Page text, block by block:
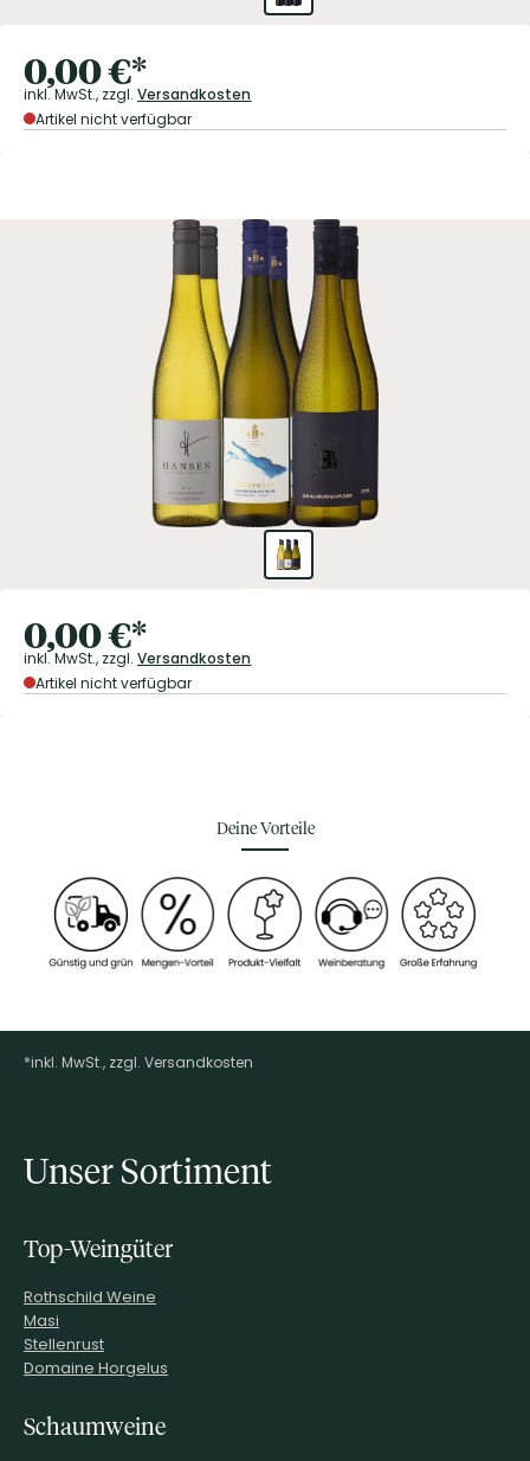
0,00€*
inkl. MwSt., zzgl. Versandkosten
Artikel nicht verfügbar
0,00€*
inkl. MwSt., zzgl. Versandkosten
Artikel nicht verfügbar
Deine Vorteile
Footer-Menü
*inkl. MwSt., zzgl. Versandkosten
Unser Sortiment
Top-Weingüter
Rothschild Weine
Masi
Stellenrust
Domaine Horgelus
Schaumweine